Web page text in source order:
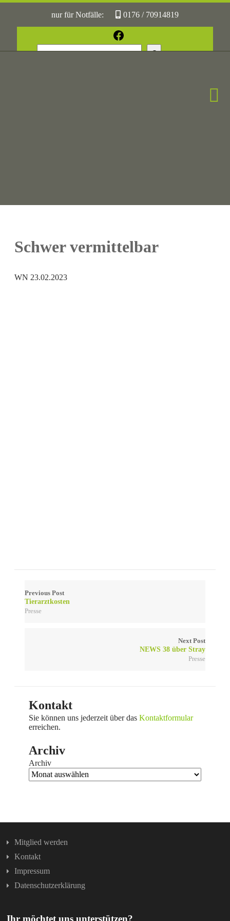
nur für Notfälle: 0176 / 70914819
05361 / 3070775
Facebook
Schwer vermittelbar
WN 23.02.2023
Previous Post
Tierarztkosten
Presse
Next Post
NEWS 38 über Stray
Presse
Kontakt
Sie können uns jederzeit über das Kontaktformular
erreichen.
Archiv
Archiv
Mitglied werden
Kontakt
Impressum
Datenschutzerklärung
Ihr möchtet uns unterstützen?